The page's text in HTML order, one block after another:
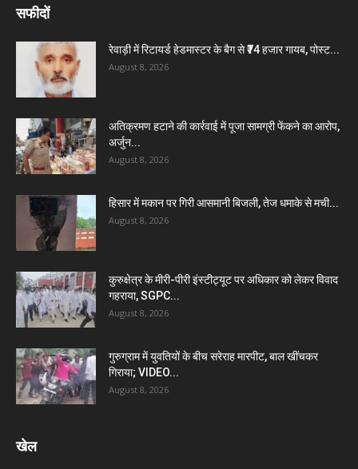
सफीदों
रेवाड़ी में रिटायर्ड हेडमास्टर के बैग से ₹74 हजार गायब, पोस्ट...
August 8, 2026
अतिक्रमण हटाने की कार्रवाई में पूजा सामग्री फेंकने का आरोप,
अर्जुन...
August 8, 2026
हिसार में मकान पर गिरी आसमानी बिजली, तेज धमाके से मची...
August 8, 2026
कुरुक्षेत्र के मीरी-पीरी इंस्टीट्यूट पर अधिकार को लेकर विवाद
गहराया, SGPC...
August 8, 2026
गुरुग्राम में युवतियों के बीच सरेराह मारपीट, बाल खींचकर
गिराया; VIDEO...
August 8, 2026
खेल